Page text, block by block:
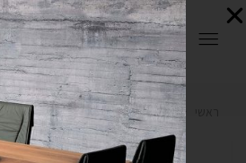
OUTLET כסאות כיסא דגם Dorothy